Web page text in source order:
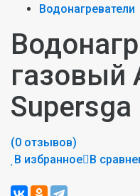
Водонагреватели
газовый
Supersga
(0 отзывов)
В избранное
В